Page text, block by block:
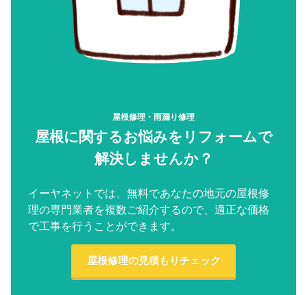
屋根修理・雨漏り修理
屋根に関するお悩みをリフォームで
解決しませんか？
イーヤネットでは、無料であなたの地元の屋根修
理の専門業者を複数ご紹介するので、適正な価格
で工事を行うことができます。
屋根修理の見積もりチェック